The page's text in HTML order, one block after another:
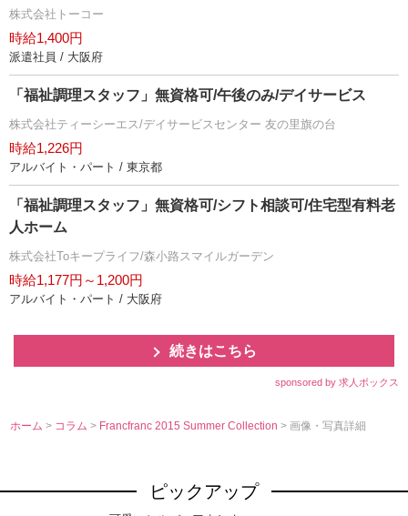
株式会社トーコー
時給1,400円
派遣社員 / 大阪府
「福祉調理スタッフ」無資格可/午後のみ/デイサービス
株式会社ティーシーエス/デイサービスセンター 友の里旗の台
時給1,226円
アルバイト・パート / 東京都
「福祉調理スタッフ」無資格可/シフト相談可/住宅型有料老
人ホーム
株式会社Toキープライフ/森小路スマイルガーデン
時給1,177円～1,200円
アルバイト・パート / 大阪府
続きはこちら
sponsored by 求人ボックス
ホーム > コラム> Francfranc 2015 Summer Collection> 画像・写真詳細
ピックアップ